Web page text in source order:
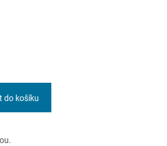
do košíku